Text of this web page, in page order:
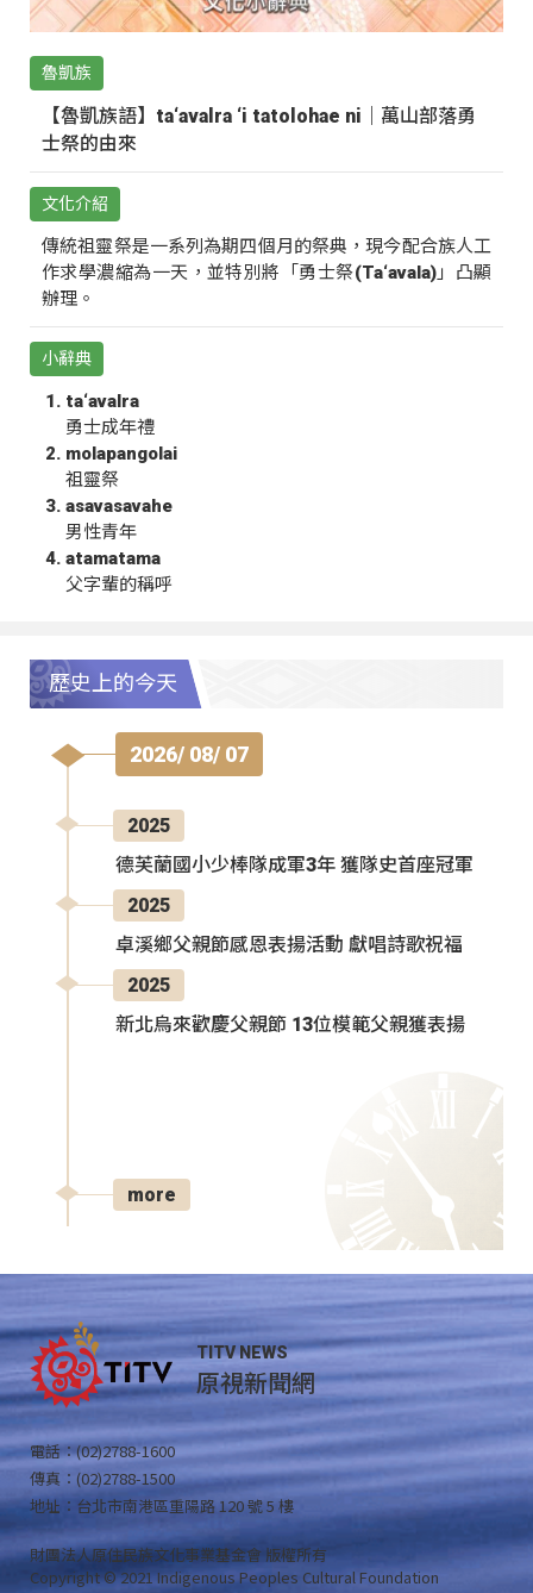
魯凱族
【魯凱族語】ta‘avalra ‘i tatolohae ni｜萬山部落勇
士祭的由來
文化介紹
傳統祖靈祭是一系列為期四個月的祭典，現今配合族人工
作求學濃縮為一天，並特別將「勇士祭(Ta‘avala)」凸顯
辦理。
小辭典
ta‘avalra
勇士成年禮
molapangolai
祖靈祭
asavasavahe
男性青年
atamatama
父字輩的稱呼
歷史上的今天
2026/ 08/ 07
2025
德芙蘭國小少棒隊成軍3年 獲隊史首座冠軍
2025
卓溪鄉父親節感恩表揚活動 獻唱詩歌祝福
2025
新北烏來歡慶父親節 13位模範父親獲表揚
more
TITV NEWS
原視新聞網
電話：(02)2788-1600
傳真：(02)2788-1500
地址：台北市南港區重陽路 120 號 5 樓
財團法人原住民族文化事業基金會 版權所有
Copyright © 2021 Indigenous Peoples Cultural Foundation